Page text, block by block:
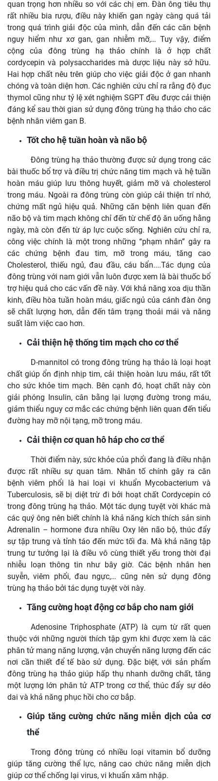
quan trọng hơn nhiều so với các chị em. Đàn ông tiêu thụ
rất nhiều bia rượu, điều này khiến gan ngày càng quá tải
trong quá trình giải độc của mình, dẫn đến các căn bệnh
nguy hiểm như xơ gan, gan nhiễm mỡ,… Tuy vậy, điểm
cộng của đông trùng hạ thảo chính là ở hợp chất
cordycepin và polysaccharides mà dược liệu này sở hữu.
Hai hợp chất nêu trên giúp cho việc giải độc ở gan nhanh
chóng và toàn diện hơn. Các nghiên cứu chỉ ra rằng độ đục
thymol cũng như tỷ lệ xét nghiệm SGPT đều được cải thiện
đáng kể sau thời gian sử dụng đông trùng hạ thảo cho các
bệnh nhân viêm gan B.
Tốt cho hệ tuần hoàn và não bộ
Đông trùng hạ thảo thường được sử dụng trong các
bài thuốc bổ trợ và điều trị chức năng tim mạch và hệ tuần
hoàn máu giúp lưu thông huyết, giảm mỡ và cholesterol
trong máu. Ngoài ra đông trùng còn giúp cải thiện trí nhớ,
chứng mất ngủ hiệu quả. Những căn bệnh liên quan đến
não bộ và tim mạch không chỉ đến từ chế độ ăn uống hằng
ngày, mà còn đến từ áp lực cuộc sống. Nghiên cứu chỉ ra,
công việc chính là một trong những “phạm nhân” gây ra
các chứng bệnh đau tim, mỡ trong máu, tăng cao
Cholesterol, thiếu ngủ, đau đầu, cáu bẩn....Tác dụng của
đông trùng với nam giới vẫn luôn được xem là bài thuốc bổ
trợ hiệu quả cho các vấn đề này. Với khả năng xoa dịu thần
kinh, điều hòa tuần hoàn máu, giấc ngủ của cánh đàn ông
sẽ chất lượng hơn, dẫn đến tâm trạng thoải mái và năng
suất làm việc cao hơn.
Cải thiện hệ thống tim mạch cho cơ thể
D-mannitol có trong đông trùng hạ thảo là loại hoạt
chất giúp ổn định nhịp tim, cải thiện hoàn lưu máu, rất tốt
cho sức khỏe tim mạch. Bên cạnh đó, hoạt chất này còn
giải phóng Insulin, cân bằng lại lượng đường trong máu,
giảm thiểu nguy cơ mắc các chứng bệnh liên quan đến tiểu
đường hay mỡ nội tạng, mỡ trong máu.
Cải thiện cơ quan hô háp cho cơ thể
Thời điểm này, sức khỏe của phổi đang là điều nhận
được rất nhiều sự quan tâm. Nhân tố chính gây ra căn
bệnh viêm phổi là hai loại vi khuẩn Mycobacterium và
Tuberculosis, sẽ bị diệt trừ đi bởi hoạt chất Cordycepin có
trong đông trùng hạ thảo. Một tác dụng tuyệt vời khác mà
các quý ông nên biết chính là khả năng kích thích sản sinh
Adrenalin – hormone đưa nhiều Oxy lên não bộ, thúc đẩy
sự tập trung và tỉnh táo đến mức tối đa. Mà khả năng tập
trung tư tưởng lại là điều vô cùng thiết yếu trong thời đại
nhiễu loạn thông tin như bây giờ. Các bệnh nhân hen
suyễn, viêm phổi, đau ngực,… cũng nên sử dụng đông
trùng hạ thảo bởi tác dụng tuyệt vời này.
Tăng cường hoạt động cơ bắp cho nam giới
Adenosine Triphosphate (ATP) là cụm từ rất quen
thuộc với những người thích tập gym khi được xem là các
phân tử mang năng lượng, vận chuyển năng lượng đến các
nơi cần thiết để tế bào sử dụng. Đặc biệt, với sản phẩm
đông trùng hạ thảo giúp hấp thụ nhanh dưỡng chất, tăng
một lượng lớn phân tử ATP trong cơ thể, thúc đẩy sự dẻo
dai và khả năng phục hồi cho cơ bắp.
Giúp tăng cường chức năng miễn dịch của cơ
thể
Trong đông trùng có nhiều loại vitamin bổ dưỡng
giúp tăng cường thể lực, nâng cao chức năng miễn dịch
giúp cơ thể chống lại virus, vi khuẩn xâm nhập.